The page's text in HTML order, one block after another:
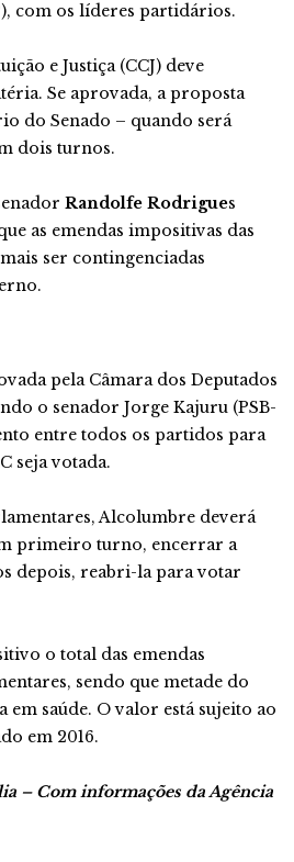
com os líderes partidários.
e Justiça (CCJ) deve
Se aprovada, a proposta
do Senado – quando será
dois turnos.
Randolfe Rodrigues
as emendas impositivas das
ser contingenciadas
pela Câmara dos Deputados
o senador Jorge Kajuru (PSB-
entre todos os partidos para
seja votada.
Alcolumbre deverá
primeiro turno, encerrar a
depois, reabri-la para votar
o total das emendas
sendo que metade do
em saúde. O valor está sujeito ao
em 2016.
– Com informações da Agência